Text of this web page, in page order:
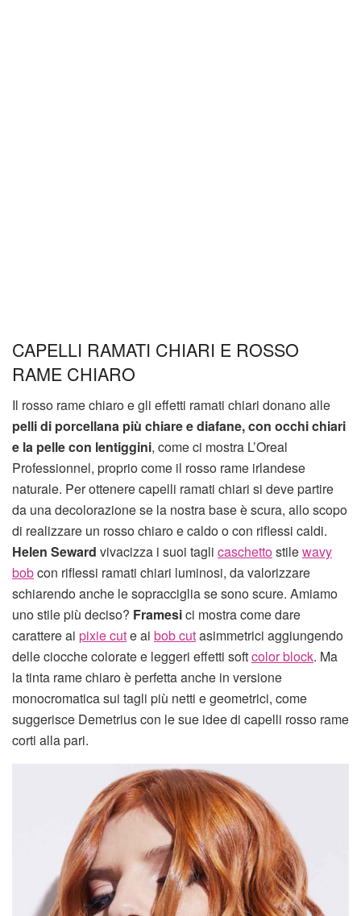
CAPELLI RAMATI CHIARI E ROSSO
RAME CHIARO
Il rosso rame chiaro e gli effetti ramati chiari donano alle
pelli di porcellana più chiare e diafane, con occhi chiari
e la pelle con lentiggini, come ci mostra L’Oreal
Professionnel, proprio come il rosso rame irlandese
naturale. Per ottenere capelli ramati chiari si deve partire
da una decolorazione se la nostra base è scura, allo scopo
di realizzare un rosso chiaro e caldo o con riflessi caldi.
Helen Seward vivacizza i suoi tagli caschettostilewavy
bobcon riflessi ramati chiari luminosi, da valorizzare
schiarendo anche le sopracciglia se sono scure. Amiamo
uno stile più deciso? Framesici mostra come dare
carattere ai pixie cute ai bob cutasimmetrici aggiungendo
delle ciocche colorate e leggeri effetti softcolor block. Ma
la tinta rame chiaro è perfetta anche in versione
monocromatica sui tagli più netti e geometrici, come
suggerisce Demetrius con le sue idee di capelli rosso rame
corti alla pari.